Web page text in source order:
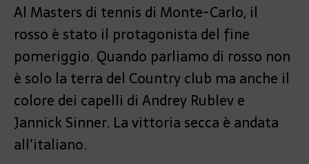
Al Masters di tennis di Monte-Carlo, il
rosso è stato il protagonista del fine
pomeriggio. Quando parliamo di rosso non
è solo la terra del Country club ma anche il
colore dei capelli di Andrey Rublev e
Jannick Sinner. La vittoria secca è andata
all’italiano.